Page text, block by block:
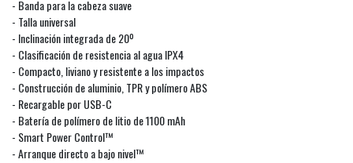
- Banda para la cabeza suave
- Talla universal
- Inclinación integrada de 20º
- Clasificación de resistencia al agua IPX4
- Compacto, liviano y resistente a los impactos
- Construcción de aluminio, TPR y polímero ABS
- Recargable por USB-C
- Batería de polímero de litio de 1100 mAh
- Smart Power Control™
- Arranque directo a bajo nivel™